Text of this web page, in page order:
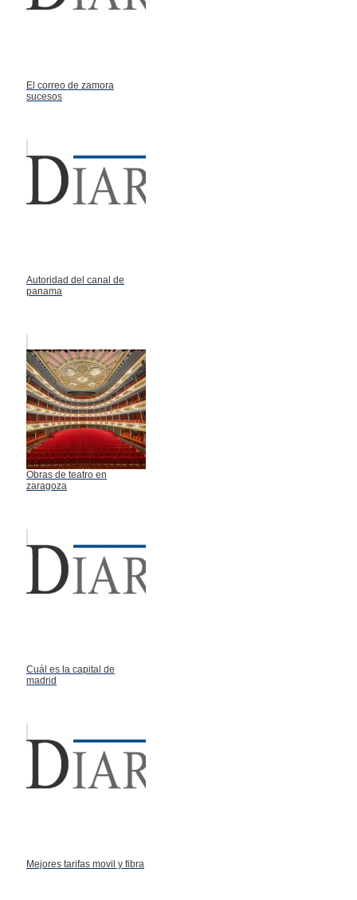
El correo de zamora
sucesos
Autoridad del canal de
panama
Obras de teatro en
zaragoza
Cuál es la capital de
madrid
Mejores tarifas movil y fibra